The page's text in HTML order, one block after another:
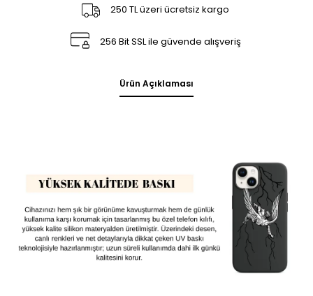
250 TL üzeri ücretsiz kargo
256 Bit SSL ile güvende alışveriş
Ürün Açıklaması